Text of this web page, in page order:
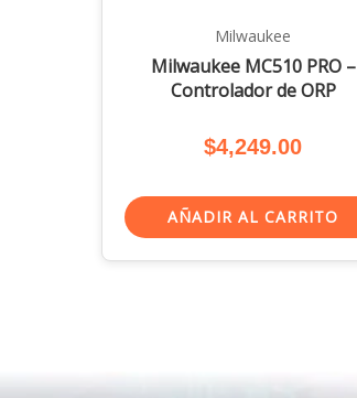
Milwaukee
Milwaukee MC510 PRO –
Controlador de ORP
$4,249.00
AÑADIR AL CARRITO